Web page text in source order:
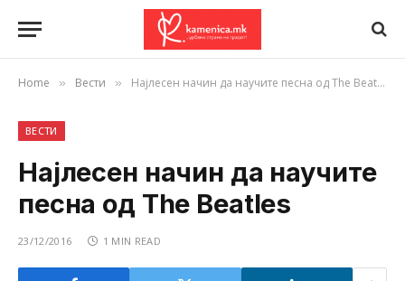
Home » Вести » Најлесен начин да научите песна од The Beatles
ВЕСТИ
Најлесен начин да научите
песна од The Beatles
23/12/2016 1 MIN READ